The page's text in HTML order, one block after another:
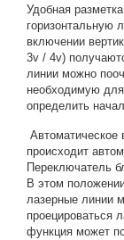
Удобная
горизонтальную
включении
3v / 4v)
линии можно
необходимую
определить
Автоматическое
происходит
Переключатель
В этом
лазерные линии
проецироваться
функция может